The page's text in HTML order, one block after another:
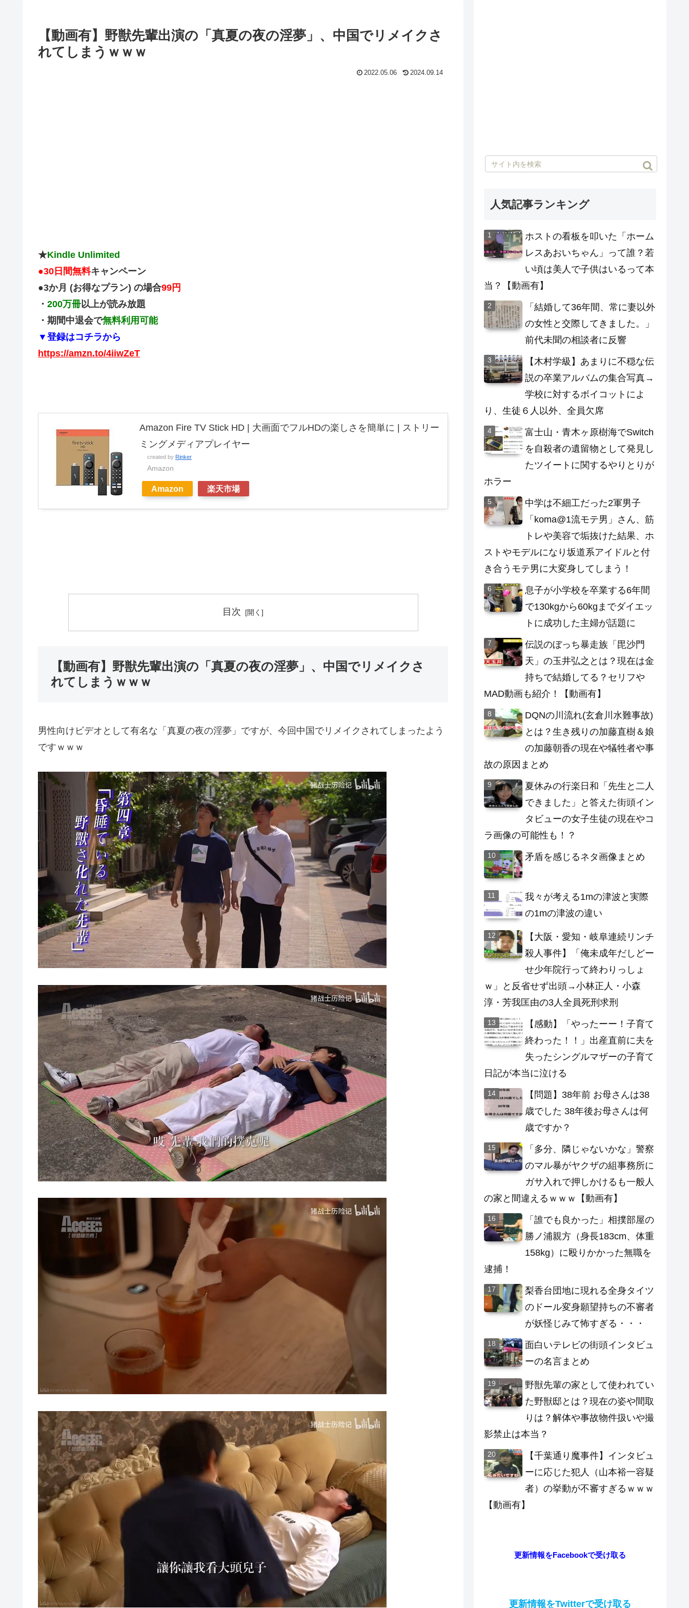
【動画有】野獣先輩出演の「真夏の夜の淫夢」、中国でリメイクさ
れてしまうｗｗｗ
2022.05.06 2024.09.14
★Kindle Unlimited
●30日間無料キャンペーン
●3か月 (お得なプラン) の場合99円
・ 200万冊以上が読み放題
・期間中退会で無料利用可能
▼登録はコチラから
https://amzn.to/4iiwZeT
Amazon Fire TV Stick HD | 大画面でフルHDの楽しさを簡単に | ストリー
ミングメディアプレイヤー
created by Rinker
Amazon
Amazon 楽天市場
目次
【動画有】野獣先輩出演の「真夏の夜の淫夢」、中国でリメイクさ
れてしまうｗｗｗ
男性向けビデオとして有名な「真夏の夜の淫夢」ですが、今回中国でリメイクされてしまったよう
ですｗｗｗ
人気記事ランキング
ホストの看板を叩いた「ホーム
レスあおいちゃん」って誰？若
い頃は美人で子供はいるって本
当？【動画有】
「結婚して36年間、常に妻以外
の女性と交際してきました。」
前代未聞の相談者に反響
【木村学級】あまりに不穏な伝
説の卒業アルバムの集合写真→
学校に対するボイコットによ
り、生徒６人以外、全員欠席
富士山・青木ヶ原樹海でSwitch
を自殺者の遺留物として発見し
たツイートに関するやりとりが
ホラー
中学は不細工だった2軍男子
「koma@1流モテ男」さん、筋
トレや美容で垢抜けた結果、ホ
ストやモデルになり坂道系アイドルと付
き合うモテ男に大変身してしまう！
息子が小学校を卒業する6年間
で130kgから60kgまでダイエッ
トに成功した主婦が話題に
伝説のぼっち暴走族「毘沙門
天」の玉井弘之とは？現在は金
持ちで結婚してる？セリフや
MAD動画も紹介！【動画有】
DQNの川流れ(玄倉川水難事故)
とは？生き残りの加藤直樹＆娘
の加藤朝香の現在や犠牲者や事
故の原因まとめ
夏休みの行楽日和「先生と二人
できました」と答えた街頭イン
タビューの女子生徒の現在やコ
ラ画像の可能性も！？
矛盾を感じるネタ画像まとめ
我々が考える1mの津波と実際
の1mの津波の違い
【大阪・愛知・岐阜連続リンチ
殺人事件】「俺未成年だしどー
せ少年院行って終わりっしょ
ｗ」と反省せず出頭→小林正人・小森
淳・芳我匡由の3人全員死刑求刑
【感動】「やったーー！子育て
終わった！！」出産直前に夫を
失ったシングルマザーの子育て
日記が本当に泣ける
【問題】38年前 お母さんは38
歳でした 38年後お母さんは何
歳ですか？
「多分、隣じゃないかな」警察
のマル暴がヤクザの組事務所に
ガサ入れで押しかけるも一般人
の家と間違えるｗｗｗ【動画有】
「誰でも良かった」相撲部屋の
勝ノ浦親方（身長183cm、体重
158kg）に殴りかかった無職を
逮捕！
梨香台団地に現れる全身タイツ
のドール変身願望持ちの不審者
が妖怪じみて怖すぎる・・・
面白いテレビの街頭インタビュ
ーの名言まとめ
野獣先輩の家として使われてい
た野獣邸とは？現在の姿や間取
りは？解体や事故物件扱いや撮
影禁止は本当？
【千葉通り魔事件】インタビュ
ーに応じた犯人（山本裕一容疑
者）の挙動が不審すぎるｗｗｗ
【動画有】
更新情報をFacebookで受け取る
更新情報をTwitterで受け取る